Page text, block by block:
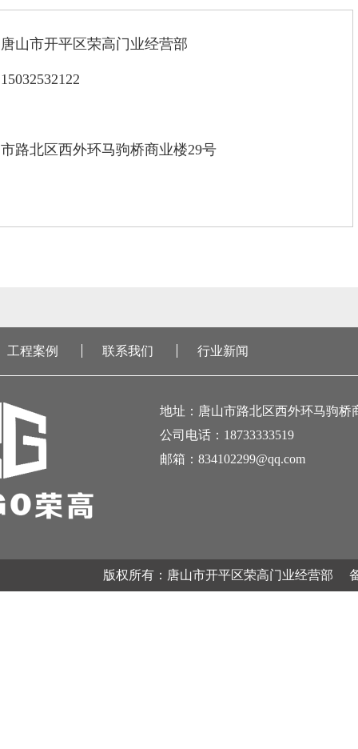
山市开平区荣高门业经营部
路北区西外环马驹桥商业楼29号
工程案例 联系我们 行业新闻
地址：唐山市路北区西外环马驹桥
公司电话：18733333519
邮箱：834102299@qq.com
版权所有：唐山市开平区荣高门业经营部